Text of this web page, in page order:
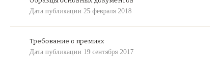
Дата публикации 25 февраля 2018
Требование о премиях
Дата публикации 19 сентября 2017